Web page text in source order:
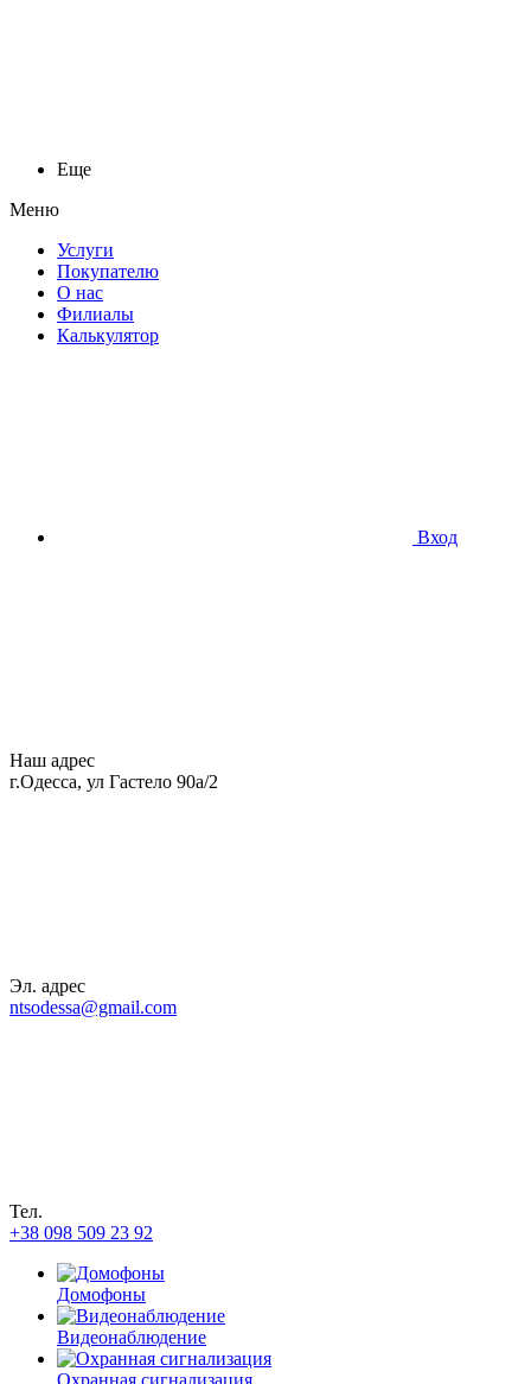
Еще
Меню
Услуги
Покупателю
О нас
Филиалы
Калькулятор
Вход
Наш адрес
г.Одесса, ул Гастело 90а/2
Эл. адрес
ntsodessa@gmail.com
Тел.
+38 098 509 23 92
Домофоны
Видеонаблюдение
Охранная сигнализация